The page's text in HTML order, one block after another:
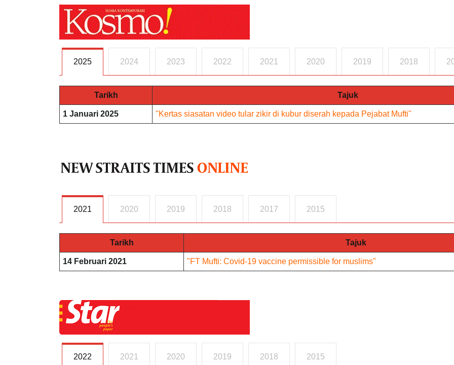
2025 2024 2023 2022 2021 2020 2019 2018
Tarikh Tajuk
1 Januari 2025 "Kertas siasatan video tular zikir di kubur diserah kepada Pejabat Mufti"
2021 2020 2019 2018 2017 2015
Tarikh Tajuk
14 Februari 2021 "FT Mufti: Covid-19 vaccine permissible for muslims"
2022 2021 2020 2019 2018 2015